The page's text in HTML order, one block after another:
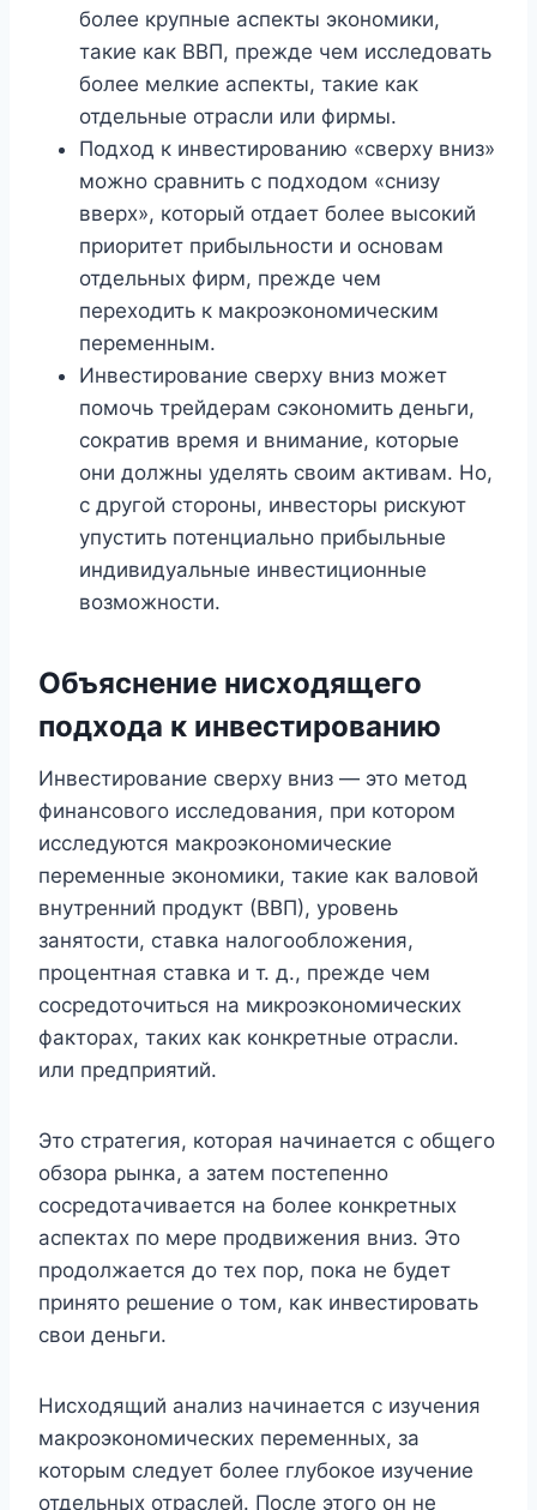
более крупные аспекты экономики,
такие как ВВП, прежде чем исследовать
более мелкие аспекты, такие как
отдельные отрасли или фирмы.
Подход к инвестированию «сверху вниз»
можно сравнить с подходом «снизу
вверх», который отдает более высокий
приоритет прибыльности и основам
отдельных фирм, прежде чем
переходить к макроэкономическим
переменным.
Инвестирование сверху вниз может
помочь трейдерам сэкономить деньги,
сократив время и внимание, которые
они должны уделять своим активам. Но,
с другой стороны, инвесторы рискуют
упустить потенциально прибыльные
индивидуальные инвестиционные
возможности.
Объяснение нисходящего
подхода к инвестированию
Инвестирование сверху вниз — это метод
финансового исследования, при котором
исследуются макроэкономические
переменные экономики, такие как валовой
внутренний продукт (ВВП), уровень
занятости, ставка налогообложения,
процентная ставка и т. д., прежде чем
сосредоточиться на микроэкономических
факторах, таких как конкретные отрасли.
или предприятий.
Это стратегия, которая начинается с общего
обзора рынка, а затем постепенно
сосредотачивается на более конкретных
аспектах по мере продвижения вниз. Это
продолжается до тех пор, пока не будет
принято решение о том, как инвестировать
свои деньги.
Нисходящий анализ начинается с изучения
макроэкономических переменных, за
которым следует более глубокое изучение
отдельных отраслей. После этого он не